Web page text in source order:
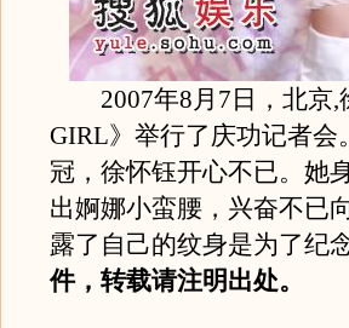
2007年8月7日，北京,
GIRL》举行了庆功记者
冠，徐怀钰开心不已。她
出婀娜小蛮腰，兴奋不已
露了自己的纹身是为了纪
件，转载请注明出处。